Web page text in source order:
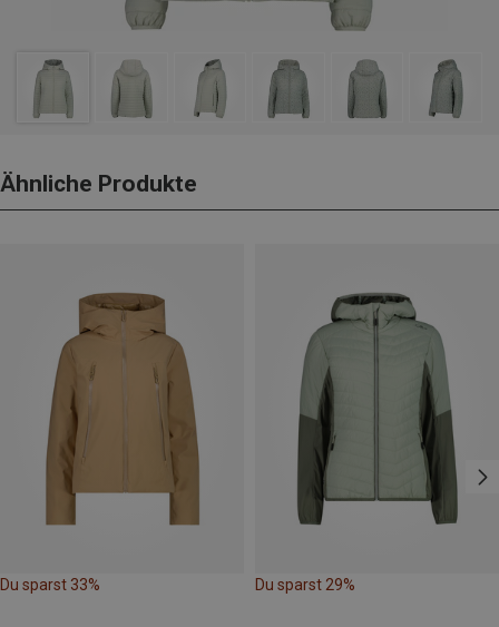
Ähnliche Produkte
Du sparst 33% Du sparst 29%